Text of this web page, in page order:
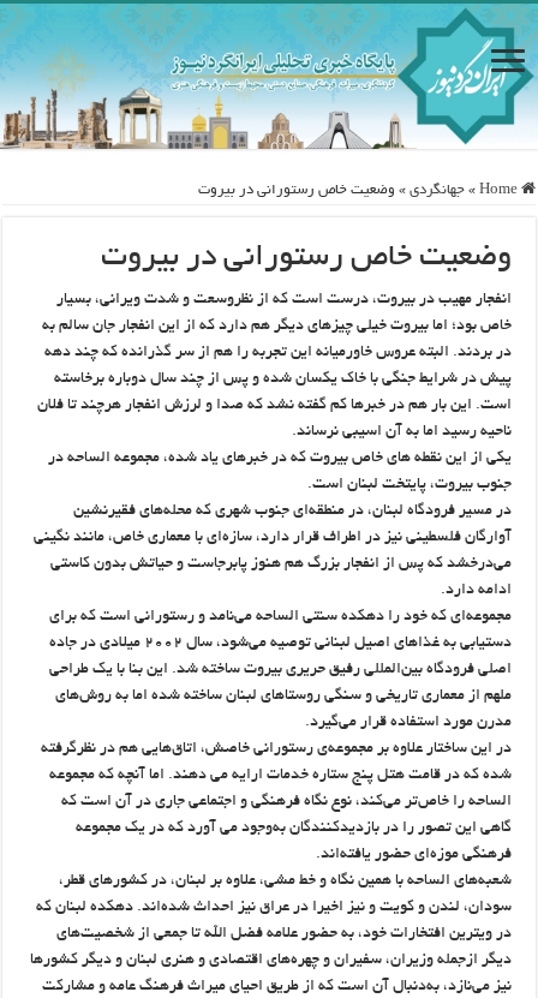
Home
» جهانگردی » وضعیت خاص رستورانی در بیروت
وضعیت خاص رستورانی در بیروت
انفجار مهیب در بیروت، درست است که از نظروسعت و شدت ویرانی، بسیار
خاص بود؛ اما بیروت خیلی چیزهای دیگر هم دارد که از این انفجار جان سالم به
در بردند. البته عروس خاورمیانه این تجربه را هم از سر گذرانده که چند دهه
پیش در شرایط جنگی با خاک یکسان شده و پس از چند سال دوباره برخاسته
است. این بار هم در خبرها کم گفته نشد که صدا و لرزش انفجار هرچند تا فلان
ناحیه رسید اما به آن اسیبی نرساند.
یکی از این نقطه های خاص بیروت که در خبرهای یاد شده، مجموعه الساحه در
جنوب بیروت، پایتخت لبنان است.
در مسیر فرودگاه لبنان، در منطقه‌ای جنوب شهری که محله‌های فقیرنشین
آوارگان فلسطینی نیز در اطراف قرار دارد، سازه‌ای با معماری خاص، مانند نگینی
می‌درخشد که پس از انفجار بزرگ هم هنوز پابرجاست و حیاتش بدون کاستی
ادامه دارد.
مجموعه‌ای که خود را دهکده سنتی الساحه می‌نامد و رستورانی است که برای
دستیابی به غذاهای اصیل لبنانی‌ توصیه می‌شود، سال ۲۰۰۲ میلادی در جاده
اصلی فرودگاه بین‌المللی رفیق حریری بیروت ساخته شد. این بنا با یک طراحی
ملهم از معماری تاریخی و سنگی روستاهای لبنان ساخته شده اما به روش‌های
مدرن مورد استفاده قرار می‌گیرد.
در این ساختار علاوه بر مجموعه‌ی رستورانی خاصش، اتاق‌هایی هم در نظرگرفته
شده که در قامت هتل پنج ستاره خدمات ارایه می دهند. اما آنچه که مجموعه
الساحه را خاص‌تر می‌کند، نوع نگاه فرهنگی و اجتماعی جاری در آن است که
گاهی این تصور را در بازدیدکنندگان به‌وجود می‌ آورد که در یک مجموعه
فرهنگی موزه‌ای حضور یافته‌اند.
شعبه‌های الساحه با همین نگاه و خط مشی، علاوه بر لبنان، در کشورهای قطر،
سودان، لندن و کویت و نیز اخیرا در عراق نیز احداث شده‌اند. دهکده لبنان که
در ویترین افتخارات خود، به حضور علامه فضل الله تا جمعی از شخصیت‌های
دیگر ازجمله وزیران، سفیران و چهره‌های اقتصادی و هنری لبنان و دیگر کشورها
نیز می‌نازد، به‌دنبال آن است که از طریق احیای میراث فرهنگ عامه و مشارکت